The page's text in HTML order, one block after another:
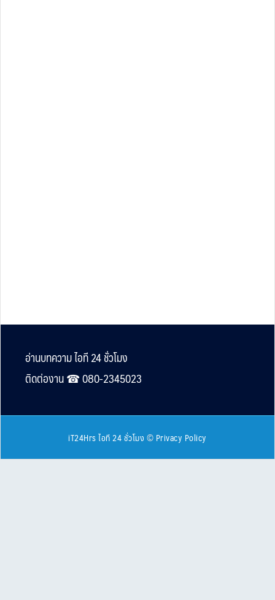
Footer
อ่านบทความ ไอที 24 ชั่วโมง
ติดต่องาน ☎︎ 080-2345023
iT24Hrs ไอที 24 ชั่วโมง © Privacy Policy